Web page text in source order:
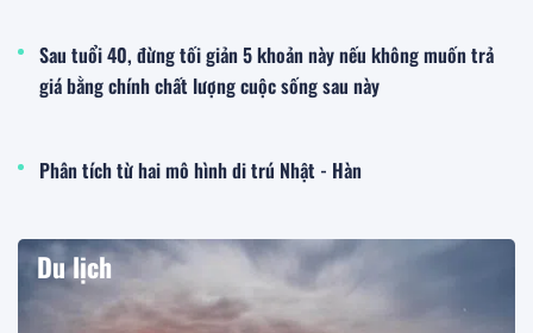
Sau tuổi 40, đừng tối giản 5 khoản này nếu không muốn trả
giá bằng chính chất lượng cuộc sống sau này
Phân tích từ hai mô hình di trú Nhật - Hàn
Du lịch